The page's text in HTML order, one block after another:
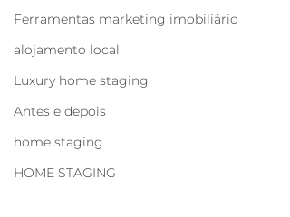
Ferramentas marketing imobiliário
alojamento local
Luxury home staging
Antes e depois
home staging
HOME STAGING